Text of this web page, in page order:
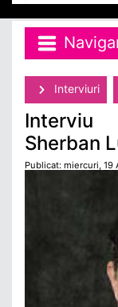
Interviuri
Interviu
Sherban
Publicat: miercuri, 19